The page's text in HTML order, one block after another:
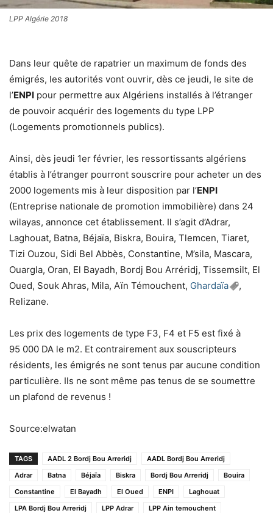
LPP Algérie 2018
Dans leur quête de rapatrier un maximum de fonds des
émigrés, les autorités vont ouvrir, dès ce jeudi, le site de
l’ENPI pour permettre aux Algériens installés à l’étranger
de pouvoir acquérir des logements du type LPP
(Logements promotionnels publics).
Ainsi, dès jeudi 1er février, les ressortissants algériens
établis à l’étranger pourront souscrire pour acheter un des
2000 logements mis à leur disposition par l’ENPI
(Entreprise nationale de promotion immobilière) dans 24
wilayas, annonce cet établissement. Il s’agit d’Adrar,
Laghouat, Batna, Béjaïa, Biskra, Bouira, Tlemcen, Tiaret,
Tizi Ouzou, Sidi Bel Abbès, Constantine, M’sila, Mascara,
Ouargla, Oran, El Bayadh, Bordj Bou Arréridj, Tissemsilt, El
Oued, Souk Ahras, Mila, Aïn Témouchent, Ghardaïa
,
Relizane.
Les prix des logements de type F3, F4 et F5 est fixé à
95 000 DA le m2. Et contrairement aux souscripteurs
résidents, les émigrés ne sont tenus par aucune condition
particulière. Ils ne sont même pas tenus de se soumettre
un plafond de revenus !
Source:elwatan
TAGS AADL 2 Bordj Bou Arreridj
AADL Bordj Bou Arreridj
Adrar
Batna Béjaïa Biskra Bordj Bou Arreridj
Bouira
Constantine
El Bayadh El Oued ENPI
Laghouat
LPA Bordj Bou Arreridj
LPP Adrar
LPP Ain temouchent